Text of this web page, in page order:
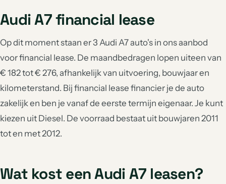
Audi A7 financial lease
Op dit moment staan er 3 Audi A7 auto's in ons aanbod
voor financial lease. De maandbedragen lopen uiteen van
€ 182 tot € 276, afhankelijk van uitvoering, bouwjaar en
kilometerstand. Bij financial lease financier je de auto
zakelijk en ben je vanaf de eerste termijn eigenaar. Je kunt
kiezen uit Diesel. De voorraad bestaat uit bouwjaren 2011
tot en met 2012.
Wat kost een Audi A7 leasen?